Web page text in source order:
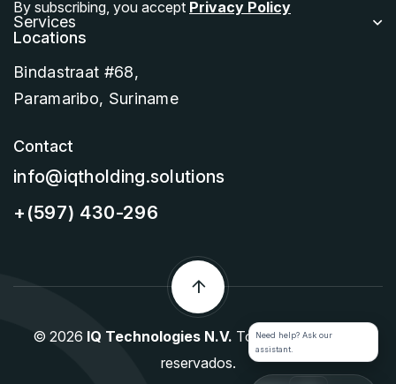
By subscribing, you accept Privacy Policy
Services
Locations
Bindastraat #68,
Paramaribo, Suriname
Contact
info@iqtholding.solutions
+(597) 430-296
© 2026 IQ Technologies N.V. Todos los derechos
reservados.
Need help? Ask our
assistant.